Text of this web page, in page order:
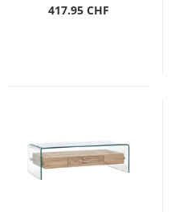
417.95 CHF